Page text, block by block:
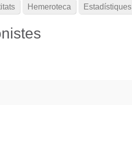
Hemeroteca Estadístiques